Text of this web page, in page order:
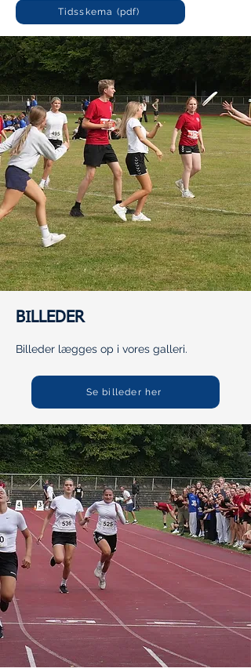
Tidsskema (pdf)
BILLEDER
Billeder lægges op i vores galleri.
Se billeder her